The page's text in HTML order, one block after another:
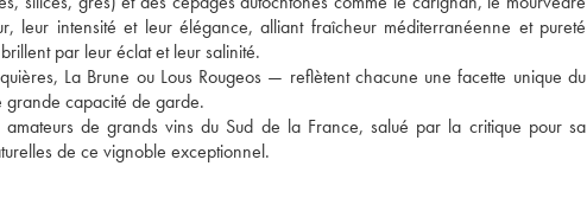
leur intensité et leur élégance, alliant fraîcheur méditerranéenne et pureté
par leur éclat et leur salinité.
La Brune ou Lous Rougeos — reflètent chacune une facette unique du
grande capacité de garde.
de grands vins du Sud de la France, salué par la critique pour sa
de ce vignoble exceptionnel.